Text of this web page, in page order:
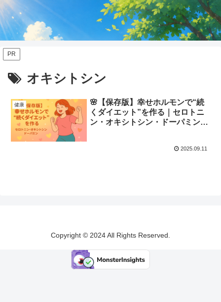
PR
オキシトシン
健康
🌸【保存版】幸せホルモンで“続
くダイエット”を作る｜セロトニ
ン・オキシトシン・ドーパミンの
2025.09.11
Copyright © 2024 All Rights Reserved.